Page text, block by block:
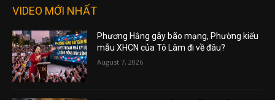
VIDEO MỚI NHẤT
Phương Hằng gây bão mạng, Phường kiểu
mẫu XHCN của Tô Lâm đi về đâu?
August 7, 2026